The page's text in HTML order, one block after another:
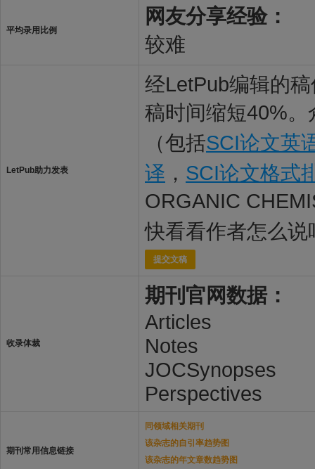
平均录用比例
网友分享经验：
较难
LetPub助力发表
经LetPub编辑的
稿时间缩短40%
（包括SCI论文英
译 ， SCI论文格式
ORGANIC
快看看作者怎么说
提交文稿
收录体裁
期刊官网数据：
Articles
Notes
JOCSynopses
Perspectives
期刊常用信息链接
同领域相关期刊
该杂志的自引率趋势图
该杂志的年文章数趋势图